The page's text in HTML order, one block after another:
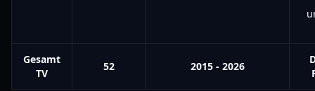
Gesamt
TV
52 2015 - 2026